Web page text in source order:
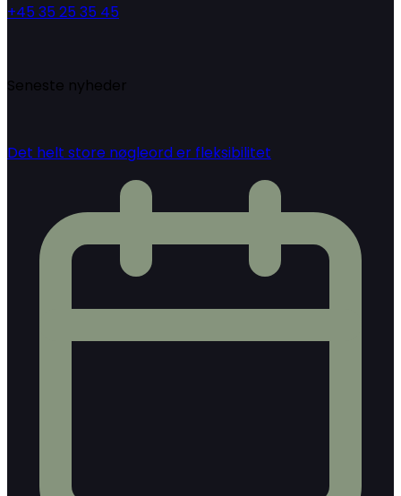
+45 35 25 35 45
Seneste nyheder
Det helt store nøgleord er fleksibilitet